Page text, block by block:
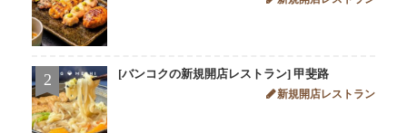
2 [バンコクの新規開店レストラン] 甲斐路
新規開店レストラン